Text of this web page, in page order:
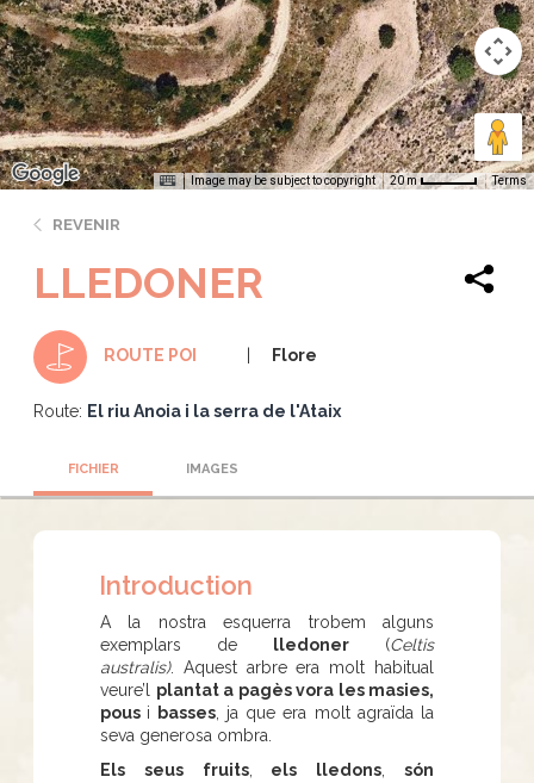
Image may be subject to copyright 20 m Terms
REVENIR
LLEDONER
ROUTE POI Flore
Route: El riu Anoia i la serra de l'Ataix
FICHIER IMAGES
Introduction
A la nostra esquerra trobem alguns
exemplars de
lledoner (Celtis
australis).
Aquest arbre era molt habitual
veure’l plantat a pagès vora les masies,
pous i basses, ja que era molt agraïda la
seva generosa ombra.
Els seus fruits, els lledons
són